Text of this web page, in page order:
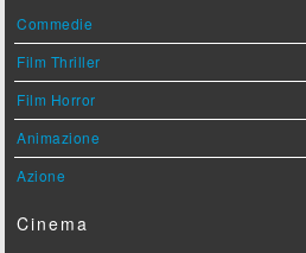
Commedie
Film Thriller
Film Horror
Animazione
Azione
Cinema